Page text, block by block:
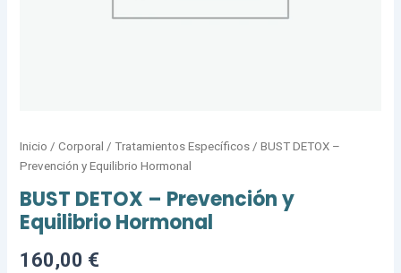
Inicio /Corporal /Tratamientos Específicos / BUST DETOX –
Prevención y Equilibrio Hormonal
BUST DETOX – Prevención y
Equilibrio Hormonal
160,00 €